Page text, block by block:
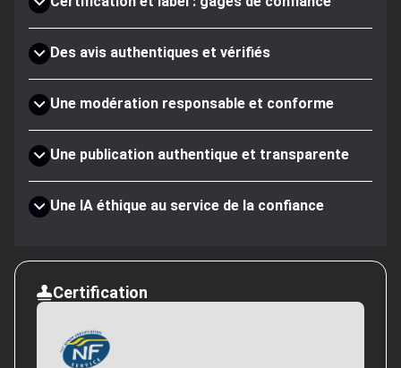
Des avis authentiques et vérifiés
Une modération responsable et conforme
Une publication authentique et transparente
Une IA éthique au service de la confiance
Certification